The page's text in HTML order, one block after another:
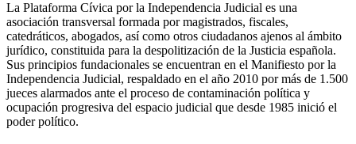
VÍDEO
La Plataforma Cívica por la Independencia Judicial es una
asociación transversal formada por magistrados, fiscales,
catedráticos, abogados, así como otros ciudadanos ajenos al ámbito
jurídico, constituida para la despolitización de la Justicia española.
Sus principios fundacionales se encuentran en el Manifiesto por la
Independencia Judicial, respaldado en el año 2010 por más de 1.500
jueces alarmados ante el proceso de contaminación política y
ocupación progresiva del espacio judicial que desde 1985 inició el
poder político.
FRANCISCO SOSA WAGNER
Presidente